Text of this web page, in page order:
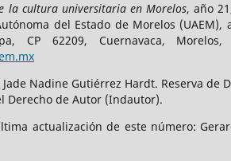
la cultura universitaria en Morelos, año
del Estado de Morelos
CP 62209, Cuernavaca,
Nadine Gutiérrez Hardt. Reserva de
Derecho de Autor (Indautor).
actualización de este número: